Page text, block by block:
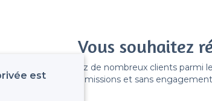
Vous souhaitez
Gagnez de nombreux clients parmi
Pas de commissions et sans
est